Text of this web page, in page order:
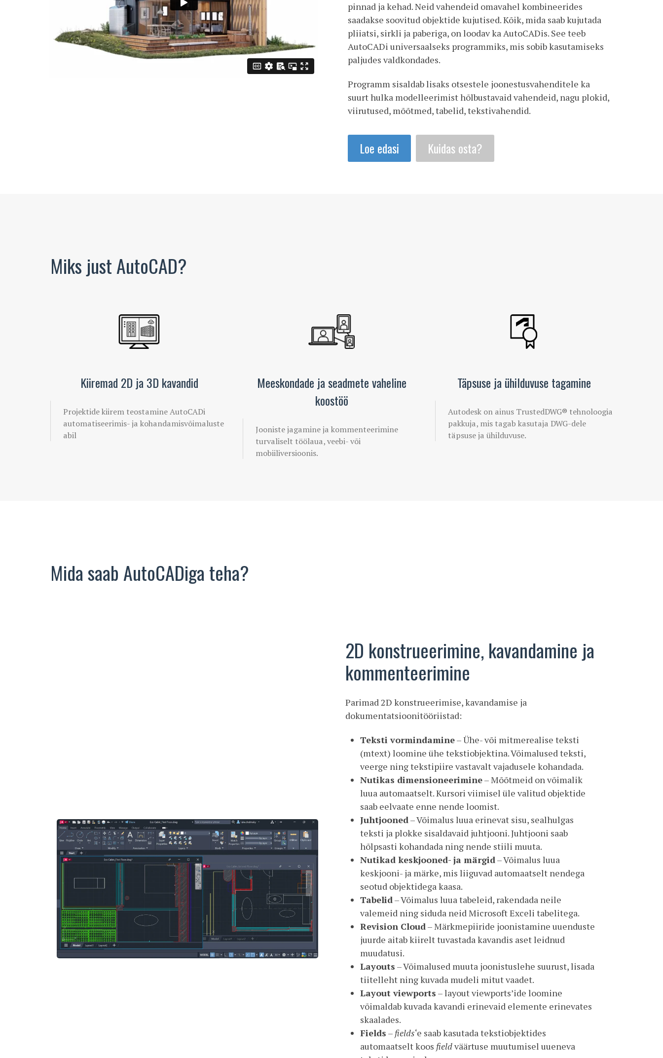
pinnad ja kehad. Neid vahendeid omavahel kombineerides
saadakse soovitud objektide kujutised. Kõik, mida saab kujutada
pliiatsi, sirkli ja paberiga, on loodav ka AutoCADis. See teeb
AutoCADi universaalseks programmiks, mis sobib kasutamiseks
paljudes valdkondades.
Programm sisaldab lisaks otsestele joonestusvahenditele ka
suurt hulka modelleerimist hõlbustavaid vahendeid, nagu plokid,
viirutused, mõõtmed, tabelid, tekstivahendid.
Loe edasi Kuidas osta?
Miks just AutoCAD?
Kiiremad 2D ja 3D kavandid
Projektide kiirem teostamine AutoCADi
automatiseerimis- ja kohandamisvõimaluste
abil
Meeskondade ja seadmete vaheline
koostöö
Jooniste jagamine ja kommenteerimine
turvaliselt töölaua, veebi- või
mobiiliversioonis.
Täpsuse ja ühilduvuse tagamine
Autodesk on ainus TrustedDWG® tehnoloogia
pakkuja, mis tagab kasutaja DWG-dele
täpsuse ja ühilduvuse.
Mida saab AutoCADiga teha?
2D konstrueerimine, kavandamine ja
kommenteerimine
Parimad 2D konstrueerimise, kavandamise ja
dokumentatsioonitööriistad:
Teksti vormindamine– Ühe- või mitmerealise teksti
(mtext) loomine ühe tekstiobjektina. Võimalused teksti,
veerge ning tekstipiire vastavalt vajadusele kohandada.
Nutikas dimensioneerimine– Mõõtmeid on võimalik
luua automaatselt. Kursori viimisel üle valitud objektide
saab eelvaate enne nende loomist.
Juhtjooned – Võimalus luua erinevat sisu, sealhulgas
teksti ja plokke sisaldavaid juhtjooni. Juhtjooni saab
hõlpsasti kohandada ning nende stiili muuta.
Nutikad keskjooned- ja märgid – Võimalus luua
keskjooni- ja märke, mis liiguvad automaatselt nendega
seotud objektidega kaasa.
Tabelid – Võimalus luua tabeleid, rakendada neile
valemeid ning siduda neid Microsoft Exceli tabelitega.
Revision Cloud – Märkmepiiride joonistamine uuenduste
juurde aitab kiirelt tuvastada kavandis aset leidnud
muudatusi.
Layouts – Võimalused muuta joonistuslehe suurust, lisada
tiitelleht ning kuvada mudeli mitut vaadet.
Layout viewports – layout viewports’ide loomine
võimaldab kuvada kavandi erinevaid elemente erinevates
skaalades.
Fields – fields‘e saab kasutada tekstiobjektides
automaatselt koos fieldväärtuse muutumisel uueneva